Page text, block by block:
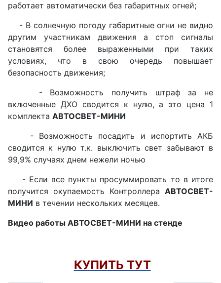
работает автоматически без габаритных огней;
- В солнечную погоду габаритные огни не видно
другим участникам движения а стоп сигналы
становятся более выраженными при таких
условиях, что в свою очередь повышает
безопасность движения;
- Возможность получить штраф за не
включенные ДХО сводится к нулю, а это цена 1
комплекта АВТОСВЕТ-МИНИ
- Возможность посадить и испортить АКБ
сводится к нулю т.к. выключить свет забывают в
99,9% случаях днем нежели ночью
- Если все пункты просуммировать то в итоге
получится окупаемость Контроллера АВТОСВЕТ-
МИНИ в течении нескольких месяцев.
Видео работы АВТОСВЕТ-МИНИ на стенде
КУПИТЬ ТУТ